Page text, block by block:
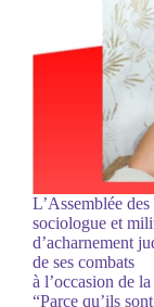
L’Assemblée
sociologue et
d’acharnement
de ses combats
à l’occasion de
“Parce qu’ils